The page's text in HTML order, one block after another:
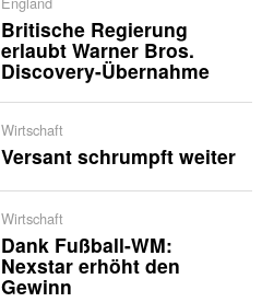
Britische Regierung
erlaubt Warner Bros.
Discovery-Übernahme
Wirtschaft
Versant schrumpft weiter
Wirtschaft
Dank Fußball-WM:
Nexstar erhöht den
Gewinn